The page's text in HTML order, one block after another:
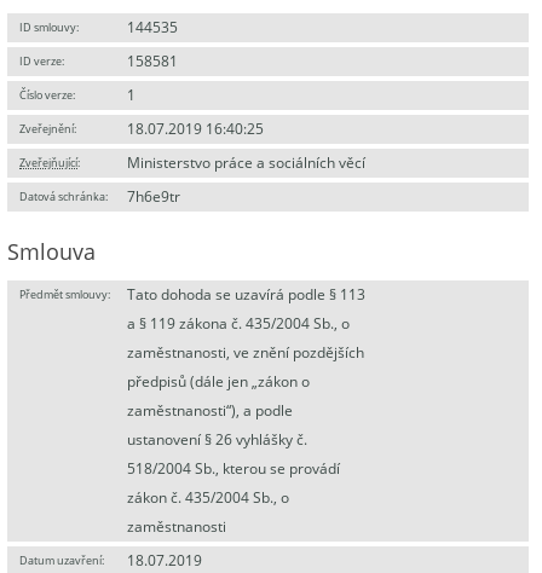
ID smlouvy: 144535
ID verze: 158581
Číslo verze: 1
Zveřejnění: 18.07.2019 16:40:25
Zveřejňující: Ministerstvo práce a sociálních věcí
Datová schránka: 7h6e9tr
Smlouva
Předmět smlouvy:
Tato dohoda se uzavírá podle § 113
a § 119 zákona č. 435/2004 Sb., o
zaměstnanosti, ve znění pozdějších
předpisů (dále jen „zákon o
zaměstnanosti“), a podle
ustanovení § 26 vyhlášky č.
518/2004 Sb., kterou se provádí
zákon č. 435/2004 Sb., o
zaměstnanosti
Datum uzavření: 18.07.2019